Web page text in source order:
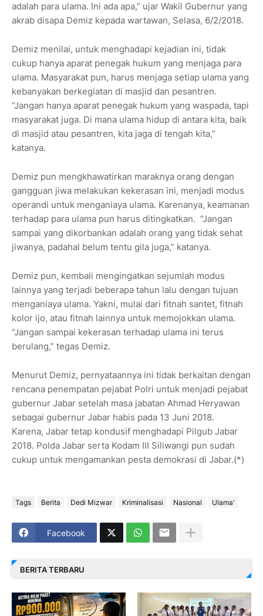
adalah para ulama. Ini ada apa,” ujar Wakil Gubernur yang
akrab disapa Demiz kepada wartawan, Selasa, 6/2/2018.
Demiz menilai, untuk menghadapi kejadian ini, tidak
cukup hanya aparat penegak hukum yang menjaga para
ulama. Masyarakat pun, harus menjaga setiap ulama yang
kebanyakan berkegiatan di masjid dan pesantren.
“Jangan hanya aparat penegak hukum yang waspada, tapi
masyarakat juga. Di mana ulama hidup di antara kita, baik
di masjid atau pesantren, kita jaga di tengah kita,”
katanya.
Demiz pun mengkhawatirkan maraknya orang dengan
gangguan jiwa melakukan kekerasan ini, menjadi modus
operandi untuk menganiaya ulama. Karenanya, keamanan
terhadap para ulama pun harus ditingkatkan. “Jangan
sampai yang dikorbankan adalah orang yang tidak sehat
jiwanya, padahal belum tentu gila juga,” katanya.
Demiz pun, kembali mengingatkan sejumlah modus
lainnya yang terjadi beberapa tahun lalu dengan tujuan
menganiaya ulama. Yakni, mulai dari fitnah santet, fitnah
kolor ijo, atau fitnah lainnya untuk memojokkan ulama.
“Jangan sampai kekerasan terhadap ulama ini terus
berulang,” tegas Demiz.
Menurut Demiz, pernyataannya ini tidak berkaitan dengan
rencana penempatan pejabat Polri untuk menjadi pejabat
gubernur Jabar setelah masa jabatan Ahmad Heryawan
sebagai gubernur Jabar habis pada 13 Juni 2018.
Karena, Jabar tetap kondusif menghadapi Pilgub Jabar
2018. Polda Jabar serta Kodam III Siliwangi pun sudah
cukup untuk mengamankan pesta demokrasi di Jabar.(*)
Tags Berita Dedi Mizwar Kriminalisasi Nasional Ulama'
Facebook
BERITA TERBARU